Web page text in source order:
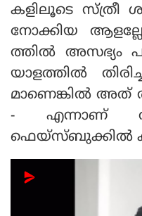
കളിലൂടെ സ്ത്രീ
നോക്കിയ
ത്തിൽ അസഭ്യം
യാളത്തിൽ
മാണെങ്കിൽ അത്
- എന്നാണ്
ഫെയ്സ്ബുക്കിൽ